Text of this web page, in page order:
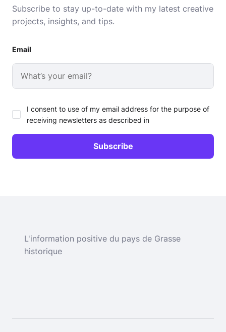
Subscribe to stay up-to-date with my latest creative
projects, insights, and tips.
Email
I consent to use of my email address for the purpose of
receiving newsletters as described in
L'information positive du pays de Grasse
historique